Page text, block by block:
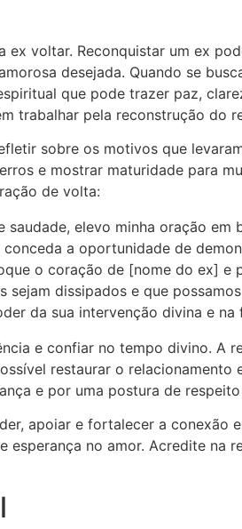
ex voltar. Reconquistar um ex
desejada. Quando se
que pode trazer paz,
trabalhar pela reconstrução do
sobre os motivos que
e mostrar maturidade para
de volta:
saudade, elevo minha oração
a oportunidade de
o coração de [nome do ex]
sejam dissipados e que
da sua intervenção divina e na
e confiar no tempo divino. A
restaurar o
e por uma postura de
apoiar e fortalecer a
no amor. Acredite na